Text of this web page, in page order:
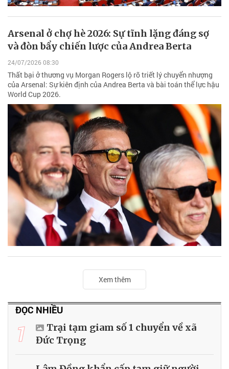
Arsenal ở chợ hè 2026: Sự tĩnh lặng đáng sợ
và đòn bẩy chiến lược của Andrea Berta
24/07/2026 08:30
Thất bại ở thương vụ Morgan Rogers lộ rõ triết lý chuyển nhượng
của Arsenal: Sự kiên định của Andrea Berta và bài toán thể lực hậu
World Cup 2026.
Xem thêm
ĐỌC NHIỀU
1
Trại tạm giam số 1 chuyển về xã
Đức Trọng